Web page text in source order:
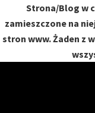
Strona/Blog w
zamieszczone na
stron www. Żaden z